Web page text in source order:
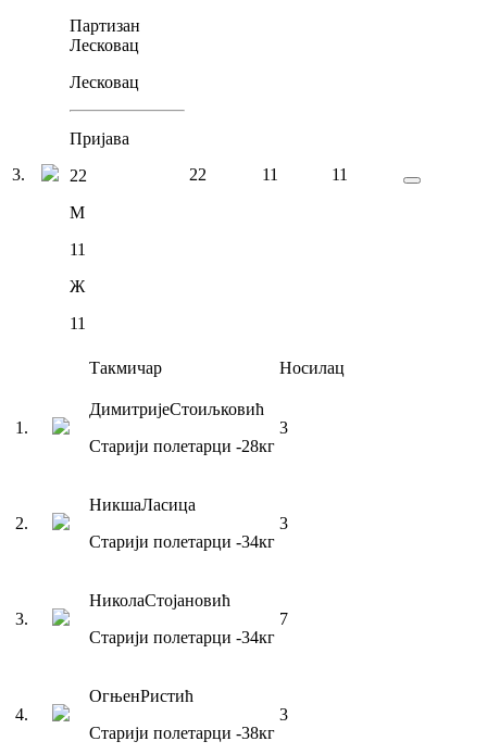
3.
Партизан
Лесковац
Лесковац
Пријава
22
М
11
Ж
11
22 11 11
Такмичар Носилац
1 .
ДимитријеСтоиљковић
Старији полетарци -28кг
3
2.
НикшаЛасица
Старији полетарци -34кг
3
3.
НиколаСтојановић
Старији полетарци -34кг
7
4.
ОгњенРистић
Старији полетарци -38кг
3